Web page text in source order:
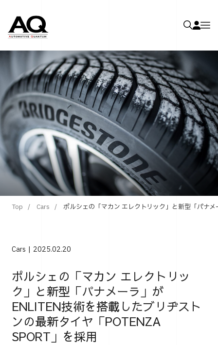
Top Cars ポルシェの「マカン エレクトリック」と新型「パナ
Cars 2025.02.20
ポルシェの「マカン エレクトリッ
ク」と新型「パナメーラ」が
ENLITEN技術を搭載したブリヂスト
ンの最新タイヤ「POTENZA
SPORT」を採用